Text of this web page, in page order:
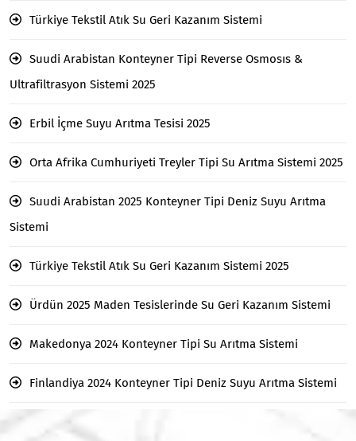
Türkiye Tekstil Atık Su Geri Kazanım Sistemi
Suudi Arabistan Konteyner Tipi Reverse Osmosıs &
Ultrafiltrasyon Sistemi 2025
Erbil İçme Suyu Arıtma Tesisi 2025
Orta Afrika Cumhuriyeti Treyler Tipi Su Arıtma Sistemi 2025
Suudi Arabistan 2025 Konteyner Tipi Deniz Suyu Arıtma
Sistemi
Türkiye Tekstil Atık Su Geri Kazanım Sistemi 2025
Ürdün 2025 Maden Tesislerinde Su Geri Kazanım Sistemi
Makedonya 2024 Konteyner Tipi Su Arıtma Sistemi
Finlandiya 2024 Konteyner Tipi Deniz Suyu Arıtma Sistemi